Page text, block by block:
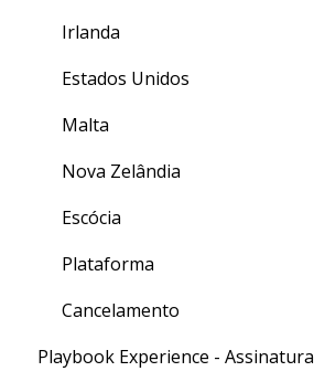
Irlanda
Estados Unidos
Malta
Nova Zelândia
Escócia
Plataforma
Cancelamento
Playbook Experience - Assinatura